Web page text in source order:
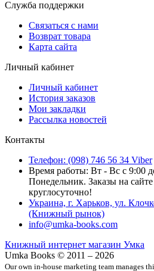
Служба поддержки
Связаться с нами
Возврат товара
Карта сайта
Личный кабинет
Личный кабинет
История заказов
Мои закладки
Рассылка новостей
Контакты
Телефон: (098) 746 56 34 Viber
Время работы: Вт - Вс с 9:00
Понедельник. Заказы на
круглосуточно!
Украина, г. Харьков, ул.
(Книжный рынок)
info@umka-books.com
Книжный интернет магазин Умка
Umka Books © 2011 – 2026
Our own in-house marketing team manages